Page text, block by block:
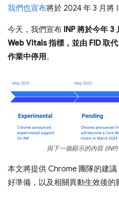
我們也宣布將於 2024 年 3 月將
今天，我們宣布 INP 將於今年 3
Web Vitals 指標，並由 FID 取代
作業中停用。
與下一個顯示的內容 (INP)
本文將提供 Chrome 團隊的建
好準備，以及相關異動生效後的